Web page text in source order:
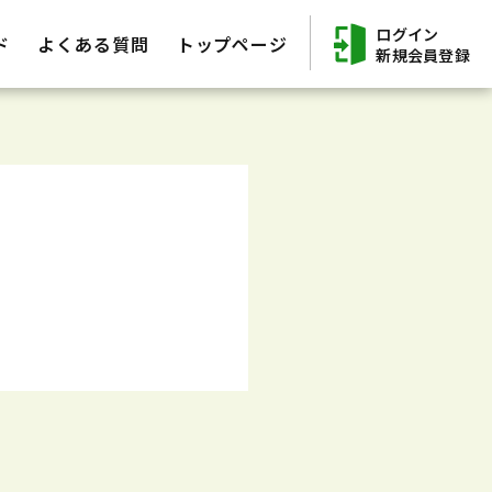
よくある質問 トップページ
ログイン
新規会員登録